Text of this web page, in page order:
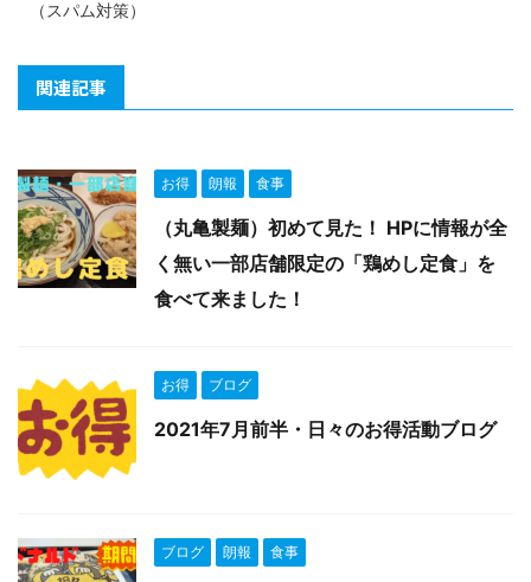
（スパム対策）
関連記事
お得 朗報 食事
（丸亀製麺）初めて見た！ HPに情報が全
く無い一部店舗限定の「鶏めし定食」を
食べて来ました！
お得 ブログ
2021年7月前半・日々のお得活動ブログ
ブログ 朗報 食事